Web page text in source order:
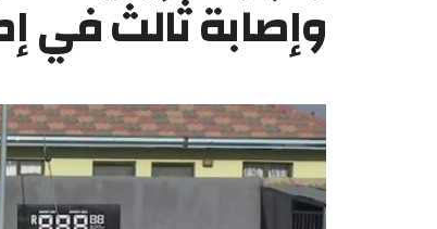
وإصابة ثالث في